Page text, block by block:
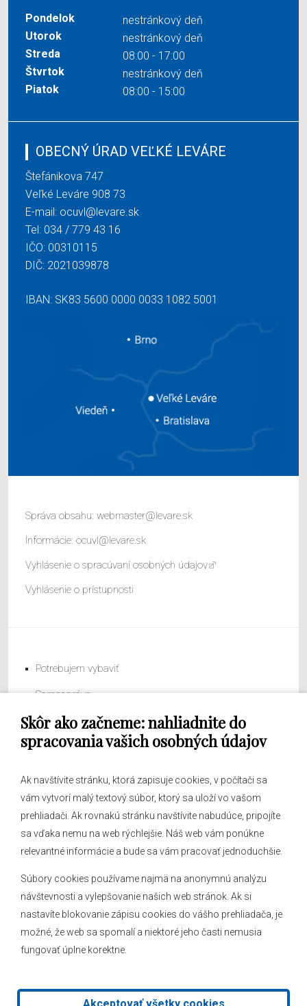
Skôr ako začneme: nahliadnite do
spracovania vašich osobných údajov
Ak navštívite stránku, ktorá zapisuje cookies, v počítači sa
vám vytvorí malý textový súbor, ktorý sa uloží vo vašom
prehliadači. Ak rovnakú stránku navštívite nabudúce, pripojíte
sa vďaka nemu na web rýchlejšie. Náš web vám ponúkne
relevantné informácie a bude sa vám pracovať jednoduchšie.
Súbory cookies používame najmä na anonymnú analýzu
návštevnosti a vylepšovanie našich web stránok. Ak si
nastavíte blokovanie zápisu cookies do vášho prehliadača, je
možné, že web sa spomalí a niektoré jeho časti nemusia
fungovať úplne korektne.
Pondelok
nestránkový deň
Utorok
nestránkový deň
Streda
08:00 - 17:00
Štvrtok
nestránkový deň
Piatok
08:00 - 15:00
OBECNÝ ÚRAD VEĽKÉ LEVÁRE
Štefánikova 747
Veľké Leváre 908 73
E-mail: ocuvl@levare.sk
Tel: 034 / 779 43 16
IČO: 00310115
DIČ: 2021039878
IBAN: SK83 5600 0000 0033 1082 5001
Správa obsahu: webmaster@levare.sk
Informácie: ocuvl@levare.sk
Vyhlásenie o spracúvaní osobných údajov
Vyhlásenie o prístupnosti
Potrebujem vybaviť
Samospráva
Obecný úrad
O obci
Hlásenia obecného rozhlasu
Kontakt
Mapa stránok